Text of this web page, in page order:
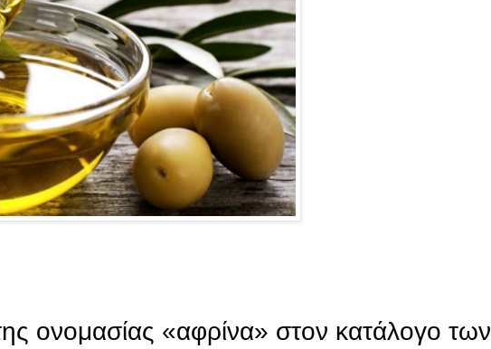
ονομασίας «αφρίνα» στον κατάλογο των